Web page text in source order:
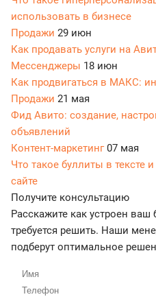
использовать в бизнесе
Продажи 29 июн
Как продавать услуги на
Мессенджеры 18 июн
Как продвигаться в МАКС:
Продажи 21 мая
Фид Авито: создание,
объявлений
Контент-маркетинг07 мая
Что такое буллиты в тексте
сайте
Получите консультацию
Расскажите как устроен ваш
требуется решить. Наши
подберут оптимальное